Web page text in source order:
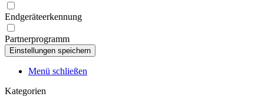
Endgeräteerkennung
Partnerprogramm
Menü schließen
Kategorien